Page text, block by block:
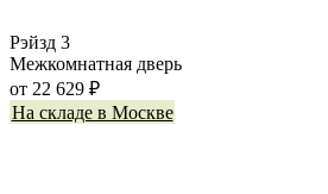
Рэйзд 3
Межкомнатная дверь
от 22 629 ₽
На складе в Москве